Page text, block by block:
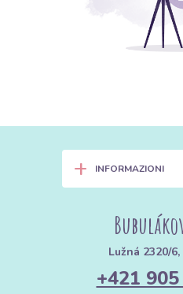
+ INFORMAZIONI
Lužná 2320/
+421